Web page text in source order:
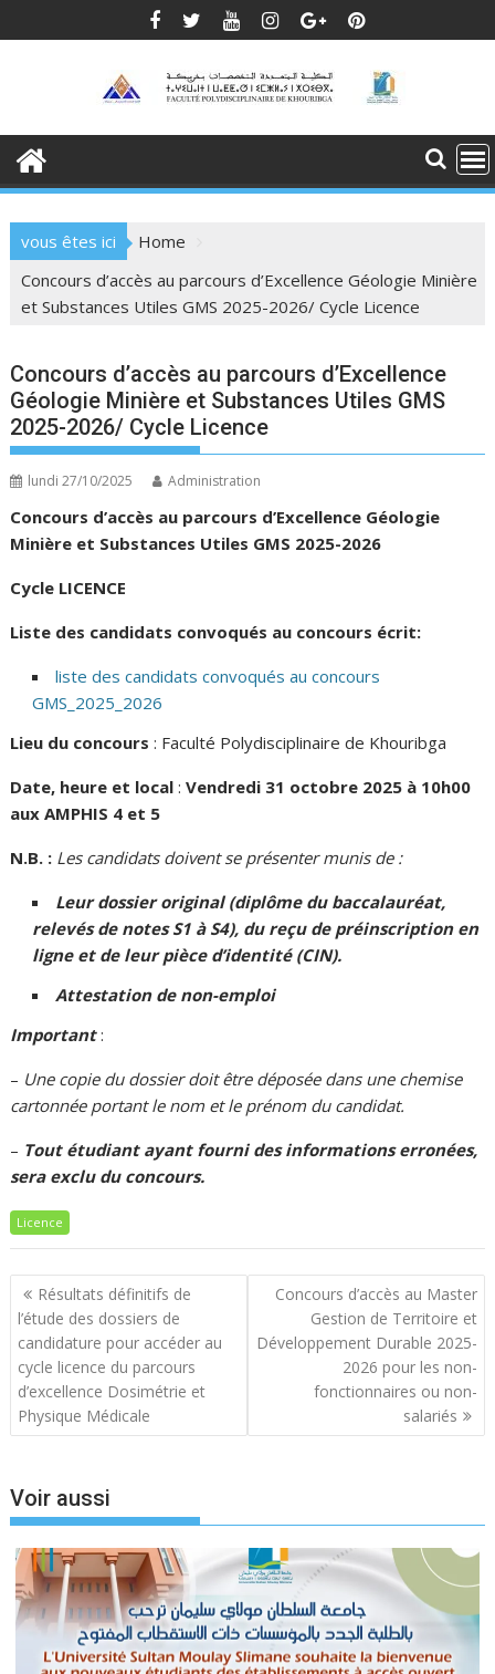
to
vous êtes ici
Home
Concours d’accès au parcours d’Excellence Géologie Minière
et Substances Utiles GMS 2025-2026/ Cycle Licence
Concours d’accès au parcours d’Excellence
Géologie Minière et Substances Utiles GMS
2025-2026/ Cycle Licence
lundi 27/10/2025 Administration
Concours d’accès au parcours d’Excellence Géologie
Minière et Substances Utiles GMS 2025-2026
Cycle LICENCE
Liste des candidats convoqués au concours écrit:
liste des candidats convoqués au concours
GMS_2025_2026
Lieu du concours : Faculté Polydisciplinaire de Khouribga
Date, heure et local :Vendredi 31 octobre 2025 à 10h00
aux AMPHIS 4 et 5
N.B. : Les candidats doivent se présenter munis de :
Leur dossier original (diplôme du baccalauréat,
relevés de notes S1 à S4), du reçu de préinscription en
ligne et de leur pièce d’identité (CIN).
Attestation de non-emploi
Important:
– Une copie du dossier doit être déposée dans une chemise
cartonnée portant le nom et le prénom du candidat.
– Tout étudiant ayant fourni des informations erronées,
sera exclu du concours.
Licence
Navigation
de
l’article
Résultats définitifs de
l’étude des dossiers de
candidature pour accéder au
cycle licence du parcours
d’excellence Dosimétrie et
Physique Médicale
Concours d’accès au Master
Gestion de Territoire et
Développement Durable 2025-
2026 pour les non-
fonctionnaires ou non-
salariés
Voir aussi